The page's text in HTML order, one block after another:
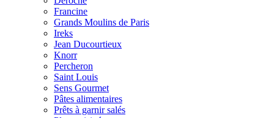
Francine
Grands Moulins de Paris
Ireks
Jean Ducourtieux
Knorr
Percheron
Saint Louis
Sens Gourmet
Pâtes alimentaires
Prêts à garnir salés